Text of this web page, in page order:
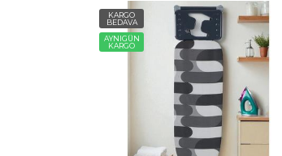
KARGO
BEDAVA
AYNIGÜN
KARGO